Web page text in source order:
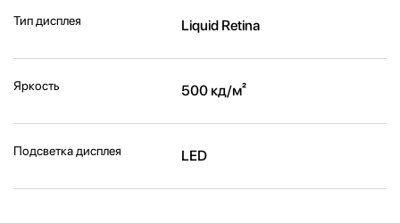
Тип дисплея Liquid Retina
Яркость 500 кд/м²
Подсветка дисплея LED